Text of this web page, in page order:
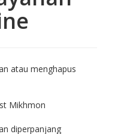
atau menghapus
Mikhmon
diperpanjang